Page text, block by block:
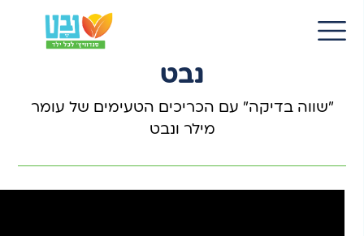
מנחם הורוביץ מבקר בארגון
נבט
"שווה בדיקה" עם הכריכים הטעימים של עומר
מילר ונבט